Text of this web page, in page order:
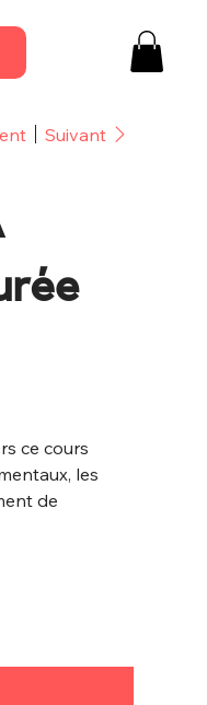
Suivant
ce cours
les
de